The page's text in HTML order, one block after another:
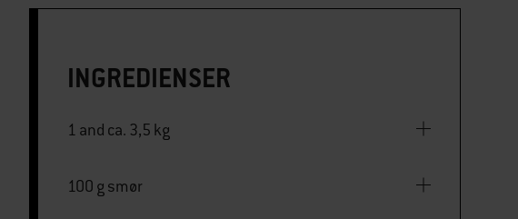
INGREDIENSER
1 and ca. 3,5 kg
100 g smør